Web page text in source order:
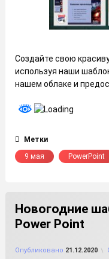
Создайте свою
используя наши
нашем облаке и
Метки
9 мая
PowerPoint
Новогодние
Power Point
Опубликовано 21.12.2020